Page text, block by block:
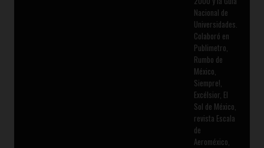
Nacional de
Universidades.
Colaboró en
Publimetro,
Rumbo de
México,
Siempre!,
Excélsior, El
Sol de México,
revista Escala
de
Aeroméxico,